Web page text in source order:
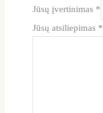
Jūsų įvertinimas *
Jūsų atsiliepimas *